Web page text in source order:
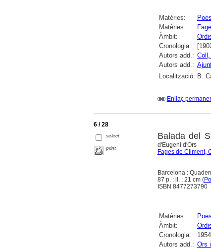
Matèries:
Matèries:
Àmbit:
Cronologia:
Autors add.:
Autors add.:
Localització: B.
Enllaç
6 / 28
select
print
Balada del
d'Eugeni d'Ors
Fages de Climent,
Barcelona :
87 p. : il. ; 21 cm (
ISBN 8477273790
Matèries:
Àmbit:
Cronologia:
1954
Autors add.: Ors